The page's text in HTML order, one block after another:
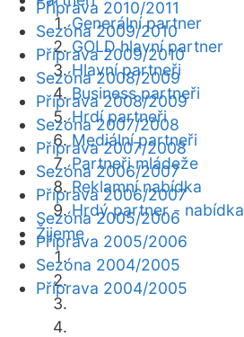
Generální partner
GOLD hlavní partner
Hlavní partneři
Business partneři
Hrdí partneři
Mediální partneři
Partneři mládeže
Reklamní nabídka
Hrdý partner - nabídka
Žijeme
Příprava 2010/2011
Sezóna 2009/2010
Příprava 2009/2010
Sezóna 2008/2009
Příprava 2008/2009
Sezóna 2007/2008
Příprava 2007/2008
Sezóna 2006/2007
Příprava 2006/2007
Sezóna 2005/2006
Příprava 2005/2006
Sezóna 2004/2005
Příprava 2004/2005